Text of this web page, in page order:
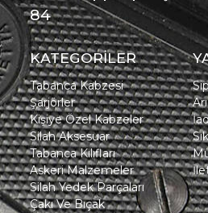
84
KATEGORİLER
Tabanca Kabzesi
Şarjörler
Kişiye Özel Kabzeler
Silah Aksesuar
Tabanca Kılıfları
Askeri Malzemeler
Silah Yedek Parçaları
Çakı Ve Bıçak